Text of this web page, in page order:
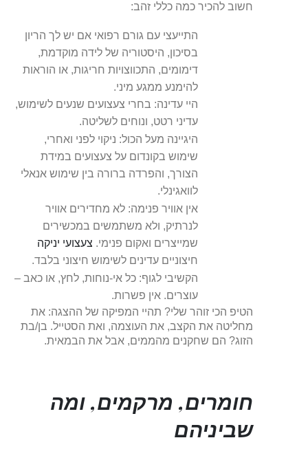
חשוב להכיר כמה כללי זהב:
התייעצי עם גורם רפואי אם יש לך הריון
בסיכון, היסטוריה של לידה מוקדמת,
דימומים, התכווצויות חריגות, או הוראות
להימנע ממגע מיני.
היי עדינה: בחרי צעצועים שנעים לשימוש,
עדיני רטט, ונוחים לשליטה.
היגיינה מעל הכול: ניקוי לפני ואחרי,
שימוש בקונדום על צעצועים במידת
הצורך, והפרדה ברורה בין שימוש אנאלי
לוואגינלי.
אין אוויר פנימה: לא מחדירים אוויר
לנרתיק, ולא משתמשים במכשירים
שמייצרים ואקום פנימי. צעצועי יניקה
חיצוניים עדינים לשימוש חיצוני בלבד.
הקשיבי לגוף: כל אי-נוחות, לחץ, או כאב –
עוצרים. אין פשרות.
הטיפ הכי זוהר שלי? תהיי המפיקה של ההצגה: את
מחליטה את הקצב, את העוצמה, ואת הסטייל. בן/בת
הזוג? הם שחקנים מהממים, אבל את הבמאית.
חומרים, מרקמים, ומה
שביניהם